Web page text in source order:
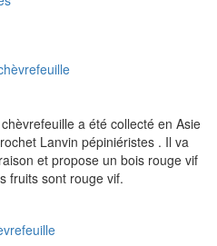
a été collecté en Asie
Lanvin pépiniéristes . Il va
et propose un bois rouge vif
fruits sont rouge vif.